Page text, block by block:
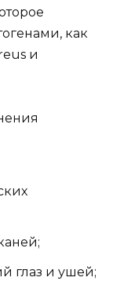
как
и
глаз и ушей;